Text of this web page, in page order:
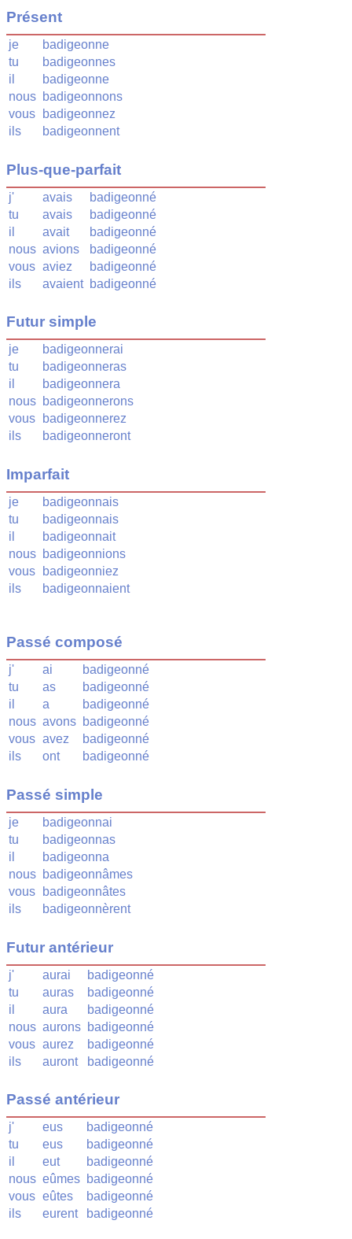
Présent
je
badigeonne
tu
badigeonnes
il
badigeonne
nous badigeonnons
vous
badigeonnez
ils
badigeonnent
Plus-que-parfait
j' avais
badigeonné
tu
avais
badigeonné
il
avait
badigeonné
nous avions
badigeonné
vous aviez
badigeonné
ils
avaient badigeonné
Futur simple
je
badigeonnerai
tu
badigeonneras
il
badigeonnera
nous badigeonnerons
vous
badigeonnerez
ils
badigeonneront
Imparfait
je
badigeonnais
tu
badigeonnais
il
badigeonnait
nous badigeonnions
vous
badigeonniez
ils
badigeonnaient
Passé composé
j' ai
badigeonné
tu
as
badigeonné
il
a
badigeonné
nous avons badigeonné
vous avez
badigeonné
ils
ont badigeonné
Passé simple
je
badigeonnai
tu
badigeonnas
il
badigeonna
nous badigeonnâmes
vous
badigeonnâtes
ils
badigeonnèrent
Futur antérieur
j' aurai
badigeonné
tu
auras
badigeonné
il
aura
badigeonné
nous aurons badigeonné
vous aurez
badigeonné
ils
auront badigeonné
Passé antérieur
j' eus
badigeonné
tu
eus
badigeonné
il
eut
badigeonné
nous eûmes badigeonné
vous eûtes
badigeonné
ils
eurent badigeonné